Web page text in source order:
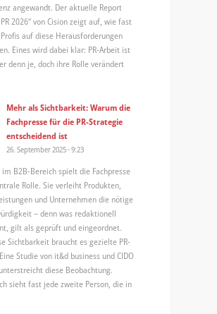
angewandt. Der aktuelle Report
2026“ von Cision zeigt auf, wie fast
Profis auf diese Herausforderungen
Eines wird dabei klar: PR-Arbeit ist
denn je, doch ihre Rolle verändert
Mehr als Sichtbarkeit: Warum die
Fachpresse für die PR-Strategie
entscheidend ist
26. September 2025 - 9:23
im B2B-Bereich spielt die Fachpresse
Rolle. Sie verleiht Produkten,
und Unternehmen die nötige
– denn was redaktionell
gilt als geprüft und eingeordnet.
Sichtbarkeit braucht es gezielte PR-
Studie von it&d business und CIDO
diese Beobachtung.
sieht fast jede zweite Person, die in